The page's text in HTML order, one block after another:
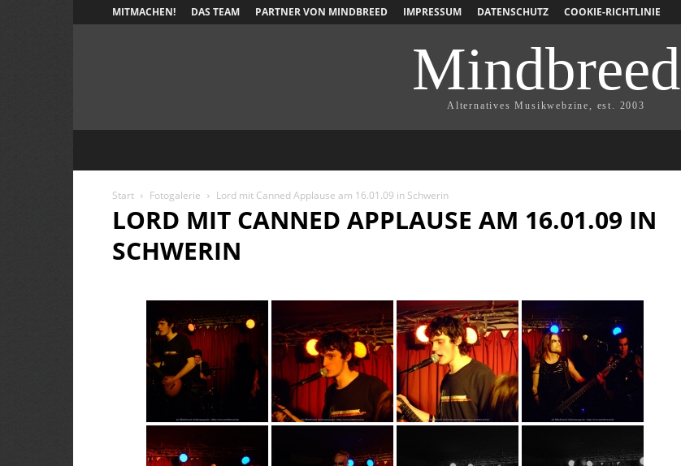
MITMACHEN! DAS TEAM PARTNER VON MINDBREED IMPRESSUM DATENSCHUTZ COOKIE-RICHTLINIE
Mindbreed
Alternatives Musikwebzine, est. 2003
Start Fotogalerie Lord mit Canned Applause am 16.01.09 in Schwerin
LORD MIT CANNED APPLAUSE AM 16.01.09 IN
SCHWERIN